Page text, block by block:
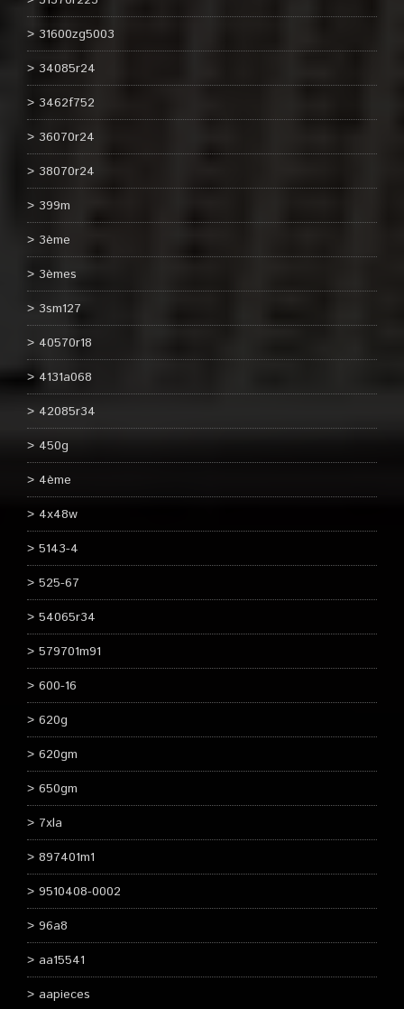
31600zg5003
34085r24
3462f752
36070r24
38070r24
399m
3ème
3èmes
3sm127
40570r18
4131a068
42085r34
450g
4ème
4x48w
5143-4
525-67
54065r34
579701m91
600-16
620g
620gm
650gm
7xla
897401m1
9510408-0002
96a8
aa15541
aapieces